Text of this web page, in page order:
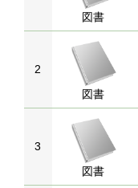
図書
2
図書
3
図書